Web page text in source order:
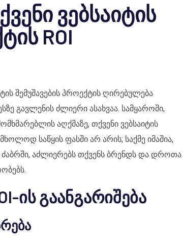
ვებსაიტის
ROI
შემუშავების პროექტის ღირებულება
გავლენის ძლიერი ასახვაა. სამყაროში,
აღქმაზე, თქვენი ვებსაიტის
საწყის ფასში არ არის; საქმე იმაშია,
ძაბრში, აძლიერებს თქვენს ბრენდს და დროთა
ის გაანგარიშება